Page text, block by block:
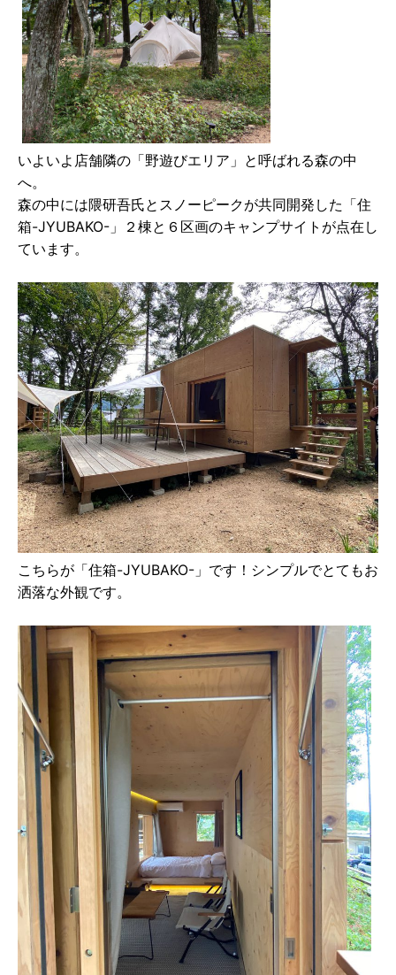
いよいよ店舗隣の「野遊びエリア」と呼ばれる森の中
へ。
森の中には隈研吾⽒とスノーピークが共同開発した「住
箱-JYUBAKO-」２棟と６区画のキャンプサイトが点在し
ています。
こちらが「住箱-JYUBAKO-」です！シンプルでとてもお
洒落な外観です。